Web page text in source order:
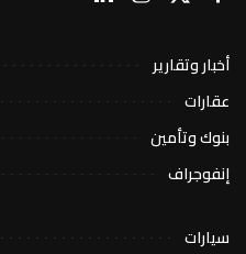
أخبار وتقارير
عقارات
بنوك وتأمين
إنفوجراف
سيارات